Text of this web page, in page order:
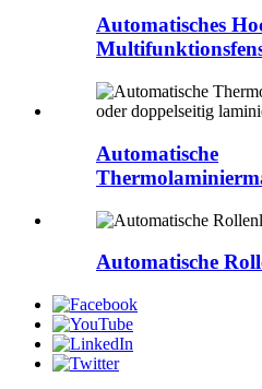
Automatisches
Automatische
Automatische